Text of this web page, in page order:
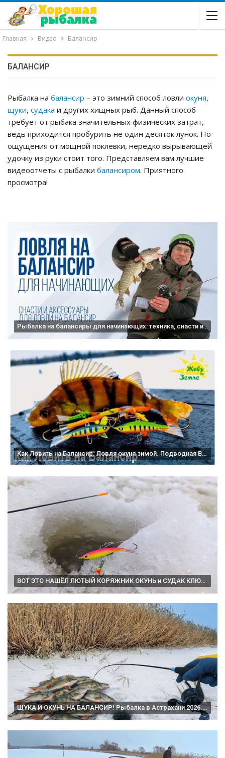
Главная Видео Балансир
БАЛАНСИР
Рыбалка на балансир – это зимний способ ловли окуня,
щуки, судака и других хищных рыб. Данный способ
требует от рыбака значительных физических затрат,
ведь приходится пробурить не один десяток лунок. Но
ощущения от мощной поклевки, нередко вырывающей
удочку из руки стоит того. Представляем вам лучшие
видеоотчеты с рыбалки балансиром. Приятного
просмотра!
Рыбалка на балансиры для начинающих: техника, снасти и принадлежности
Как Ловить на Балансир. Ловля окуня зимой. Подводная Видеосъемка
ВОТ ЭТО НАШЁЛ ЛЮТЫЙ КОРЯЖНИК ОКУНЬ и СУДАК КЛЮЁТ Рыбалка на балансир зимой в 2026
ЩУКА И ОКУНЬ НА БАЛАНСИР! Рыбалка в Астрахани 2026. Зимняя рыбалка 2026.